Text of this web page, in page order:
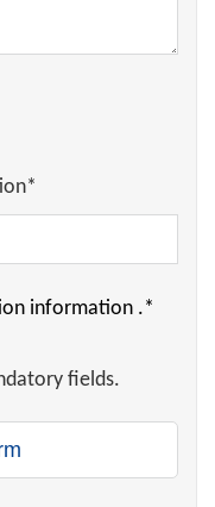
information .*
fields.